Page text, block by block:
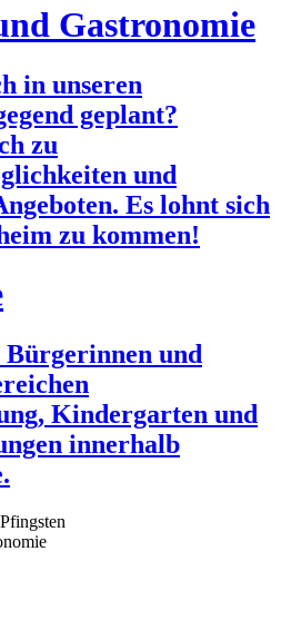
Gastronomie
in unseren
geplant?
zu
und
Es lohnt sich
zu kommen!
und
Kindergarten und
innerhalb